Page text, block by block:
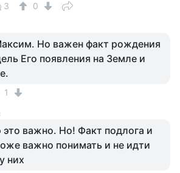
3 0
Но важен факт рождения
Его появления на Земле и
1
это важно. Но! Факт подлога и
важно понимать и не идти
них